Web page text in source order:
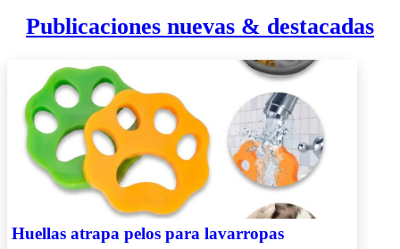
Publicaciones nuevas & destacadas
Huellas atrapa pelos para lavarropas